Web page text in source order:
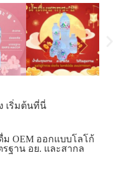
เริ่มต้นที่นี่
ม OEM ออกแบบโลโก้
ฐาน อย. และสากล